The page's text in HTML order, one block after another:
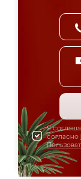
Я
согласно